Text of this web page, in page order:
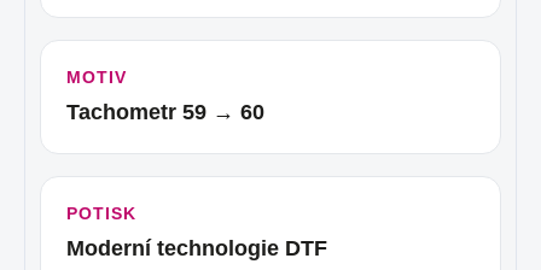
MOTIV
Tachometr 59 → 60
POTISK
Moderní technologie DTF